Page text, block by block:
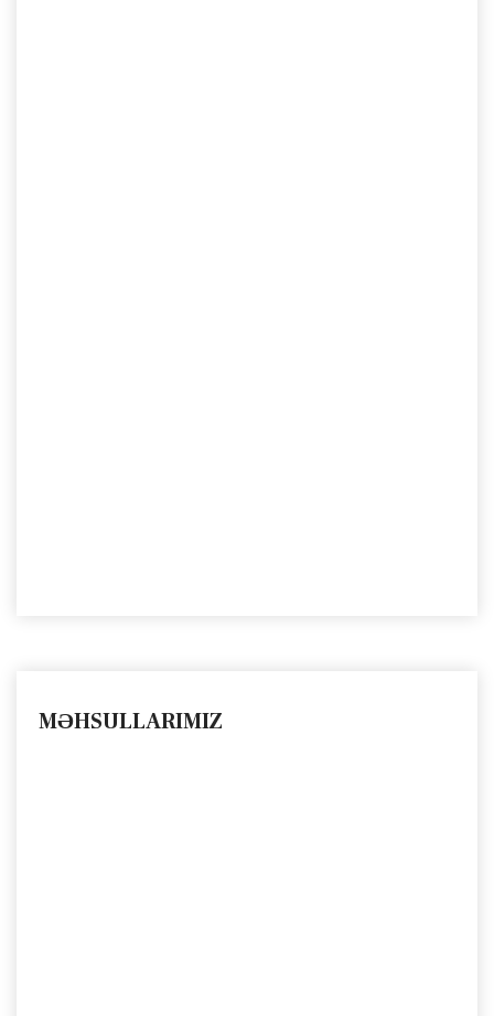
MƏHSULLARIMIZ